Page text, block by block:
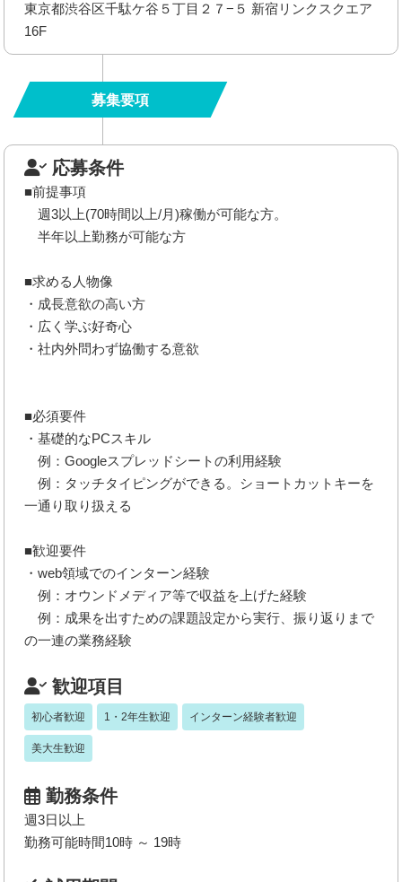
東京都渋谷区千駄ケ谷５丁目２７−５ 新宿リンクスクエア
16F
募集要項
応募条件
■前提事項
週3以上(70時間以上/月)稼働が可能な方。
半年以上勤務が可能な方
■求める人物像
・成長意欲の高い方
・広く学ぶ好奇心
・社内外問わず協働する意欲
■必須要件
・基礎的なPCスキル
例：Googleスプレッドシートの利用経験
例：タッチタイピングができる。ショートカットキーを
一通り取り扱える
■歓迎要件
・web領域でのインターン経験
例：オウンドメディア等で収益を上げた経験
例：成果を出すための課題設定から実行、振り返りまで
の一連の業務経験
歓迎項目
初心者歓迎 1・2年生歓迎 インターン経験者歓迎
美大生歓迎
勤務条件
週3日以上
勤務可能時間10時 ～ 19時